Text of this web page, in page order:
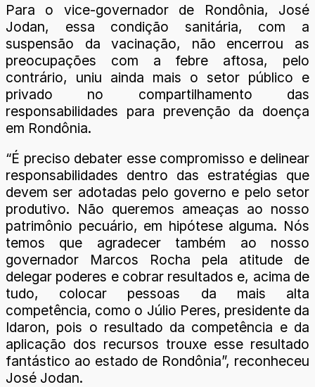
Para o vice-governador de Rondônia, José
Jodan, essa condição sanitária, com a
suspensão da vacinação, não encerrou as
preocupações com a febre aftosa, pelo
contrário, uniu ainda mais o setor público e
privado no compartilhamento das
responsabilidades para prevenção da doença
em Rondônia.
“É preciso debater esse compromisso e delinear
responsabilidades dentro das estratégias que
devem ser adotadas pelo governo e pelo setor
produtivo. Não queremos ameaças ao nosso
patrimônio pecuário, em hipótese alguma. Nós
temos que agradecer também ao nosso
governador Marcos Rocha pela atitude de
delegar poderes e cobrar resultados e, acima de
tudo, colocar pessoas da mais alta
competência, como o Júlio Peres, presidente da
Idaron, pois o resultado da competência e da
aplicação dos recursos trouxe esse resultado
fantástico ao estado de Rondônia”, reconheceu
José Jodan.